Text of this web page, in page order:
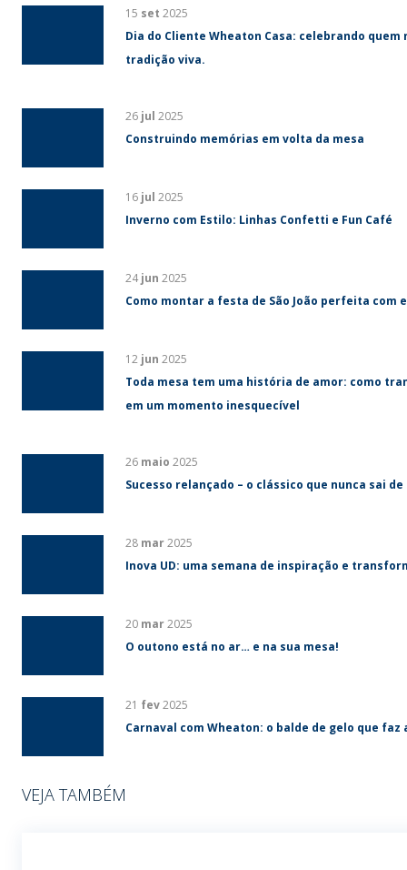
15 set 2025
Dia do Cliente Wheaton Casa: celebrando
tradição viva.
26 jul 2025
Construindo memórias em volta da mesa
16 jul 2025
Inverno com Estilo: Linhas Confetti e Fun Café
24jun 2025
Como montar a festa de São João perfeita com
12 jun 2025
Toda mesa tem uma história de amor: como
em um momento inesquecível
26 maio 2025
Sucesso relançado – o clássico que nunca sai de
28 mar2025
Inova UD: uma semana de inspiração e
20 mar2025
O outono está no ar… e na sua mesa!
21 fev2025
Carnaval com Wheaton: o balde de gelo que
VEJA TAMBÉM